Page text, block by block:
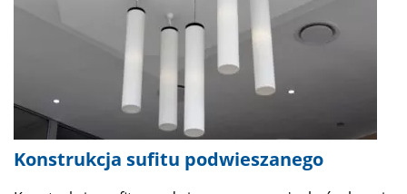
Konstrukcja sufitu podwieszanego